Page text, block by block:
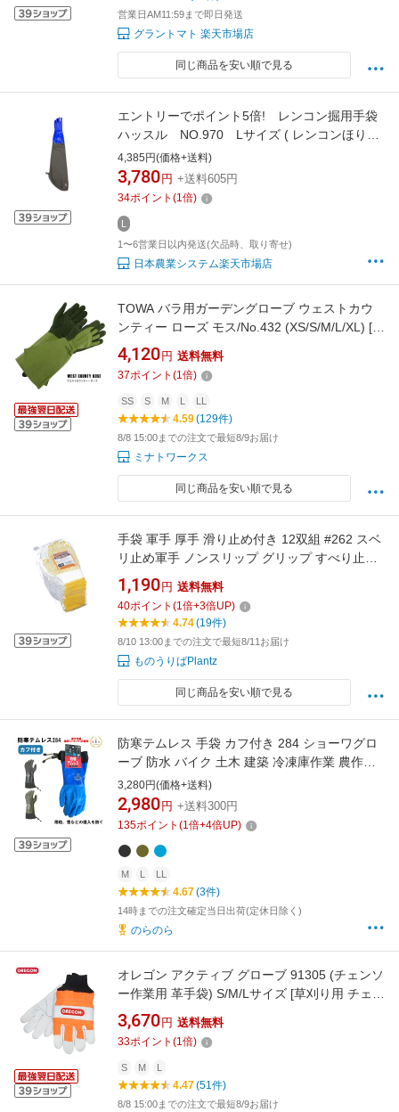
営業日AM11:59まで即日発送
グラントマト 楽天市場店
同じ商品を安い順で見る
エントリーでポイント5倍! レンコン掘用手袋
ハッスル NO.970 Lサイズ ( レンコンほりよ
うてぶくろハッスル )
4,385円(価格+送料)
3,780 円 +送料605円
34ポイント (1倍)
L
1〜6営業日以内発送(欠品時、取り寄せ)
日本農業システム楽天市場店
TOWA バラ用ガーデングローブ ウェストカウ
ンティー ローズ モス/No.432 (XS/S/M/L/XL) [ガ
ーデニング 革手袋 皮手袋]
4,120 円 送料無料
37ポイント (1倍)
SS S M L LL
4.59(129件)
8/8 15:00までの注文で最短8/9お届け
ミナトワークス
同じ商品を安い順で見る
手袋 軍手 厚手 滑り止め付き 12双組 #262 スベ
リ止め軍手 ノンスリップ グリップ すべり止め
おたふく手袋
1,190 円 送料無料
40ポイント (1倍+3倍UP)
4.74(19件)
8/10 13:00までの注文で最短8/11お届け
ものうりばPlantz
同じ商品を安い順で見る
防寒テムレス 手袋 カフ付き 284 ショーワグロ
ーブ 防水 バイク 土木 建築 冷凍庫作業 農作業
アウトドア 洗車 雪かき 釣り あったか 【ランキ
ング1位】
3,280円(価格+送料)
2,980 円 +送料300円
135ポイント (1倍+4倍UP)
M L LL
4.67(3件)
14時までの注文確定当日出荷(定休日除く)
のらのら
オレゴン アクティブ グローブ 91305 (チェンソ
ー作業用 革手袋) S/M/Lサイズ [草刈り用 チェン
ソー作業 手袋 チェーンソー アクセサリー]
3,670 円 送料無料
33ポイント (1倍)
S M L
4.47(51件)
8/8 15:00までの注文で最短8/9お届け